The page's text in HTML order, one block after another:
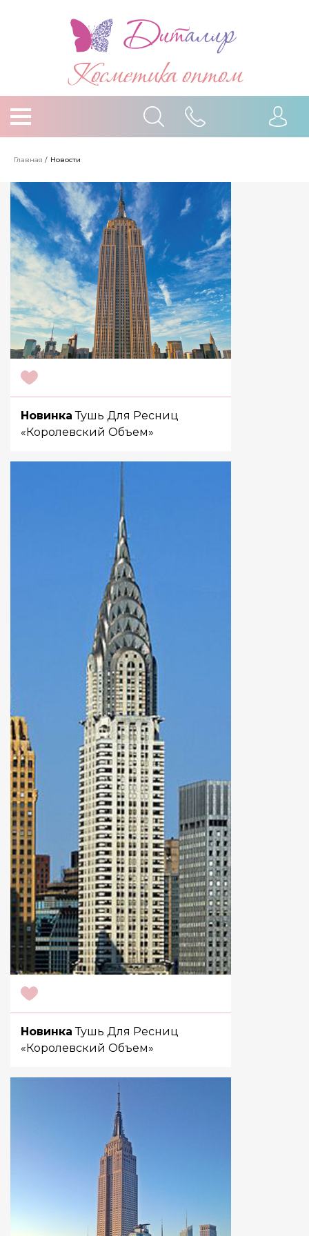
Косметика оптом
Главная / Новости
Новинка Тушь Для Ресниц
«Королевский Объем»
Новинка Тушь Для Ресниц
«Королевский Объем»